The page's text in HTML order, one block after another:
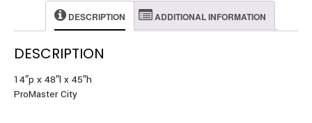
DESCRIPTION ADDITIONAL INFORMATION
DESCRIPTION
14″p x 48″l x 45″h
ProMaster City